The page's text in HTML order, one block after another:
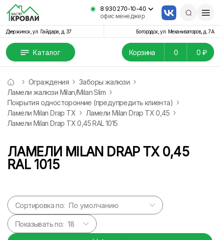
8 930 270-10-40
офис менеджер
Дзержинск, ул. Гайдара, д. 37 Богородск, ул. Механизаторов, д. 7А
Каталог Корзина 0 0 ₽
Ограждения
Заборы жалюзи
Ламели жалюзи Milan/Milan Slim
Покрытия односторонние (предупредить клиента)
Ламели Milan Drap TX
Ламели Milan Drap TX 0,45
Ламели Milan Drap TX 0,45 RAL 1015
ЛАМЕЛИ MILAN DRAP TX 0,45
RAL 1015
Сортировка по:
Показывать по: